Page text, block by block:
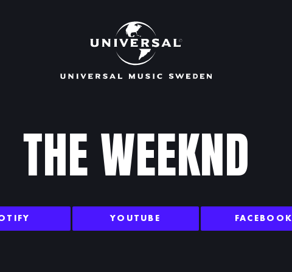
THE WEEKND
YOUTUBE FACEBOOK